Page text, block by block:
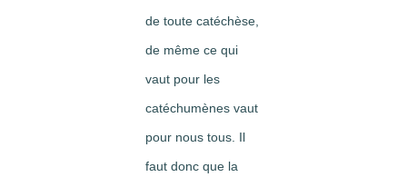
de toute catéchèse,
de même ce qui
vaut pour les
catéchumènes vaut
pour nous tous. Il
faut donc que la